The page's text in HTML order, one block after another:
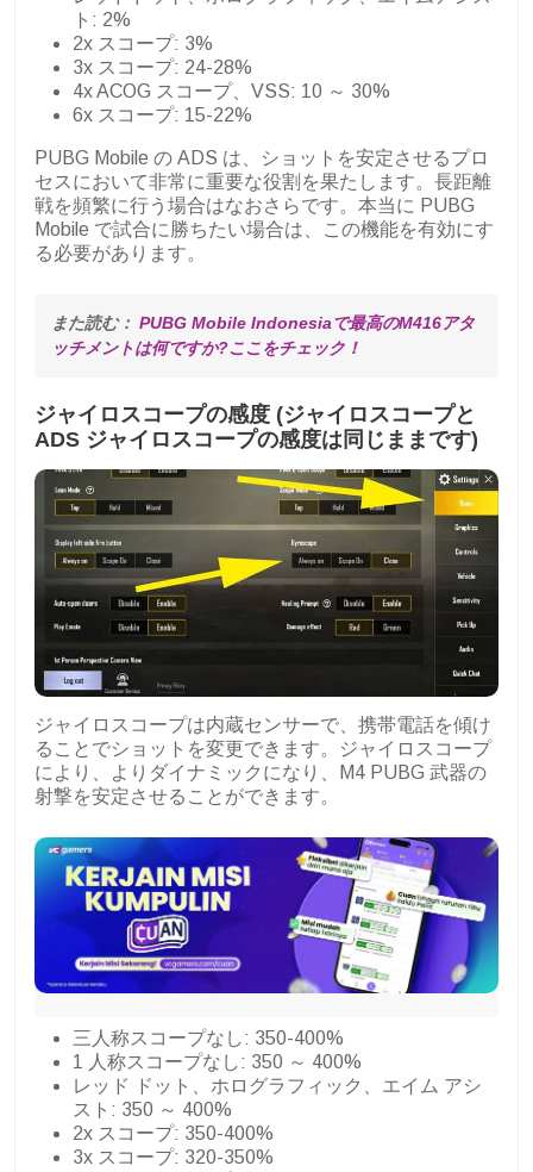
ト: 2%
2x スコープ: 3%
3x スコープ: 24-28%
4x ACOG スコープ、VSS: 10 ～ 30%
6x スコープ: 15-22%
PUBG Mobile の ADS は、ショットを安定させるプロ
セスにおいて非常に重要な役割を果たします。長距離
戦を頻繁に行う場合はなおさらです。本当に PUBG
Mobile で試合に勝ちたい場合は、この機能を有効にす
る必要があります。
また読む： PUBG Mobile Indonesiaで最高のM416アタ
ッチメントは何ですか?ここをチェック！
ジャイロスコープの感度 (ジャイロスコープと
ADS ジャイロスコープの感度は同じままです)
ジャイロスコープは内蔵センサーで、携帯電話を傾け
ることでショットを変更できます。ジャイロスコープ
により、よりダイナミックになり、M4 PUBG 武器の
射撃を安定させることができます。
三人称スコープなし: 350-400%
1 人称スコープなし: 350 ～ 400%
レッド ドット、ホログラフィック、エイム アシ
スト: 350 ～ 400%
2x スコープ: 350-400%
3x スコープ: 320-350%